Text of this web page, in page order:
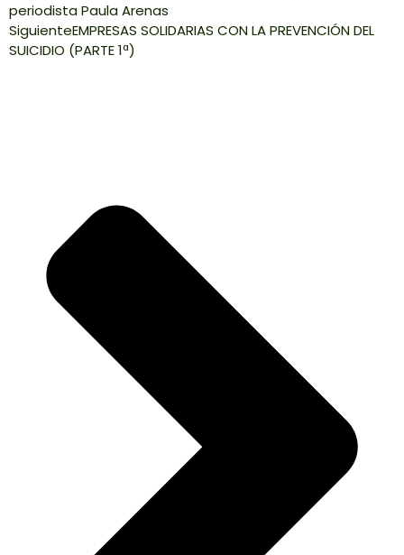
periodista Paula Arenas
SiguienteEMPRESAS SOLIDARIAS CON LA PREVENCIÓN DEL
SUICIDIO (PARTE 1ª)